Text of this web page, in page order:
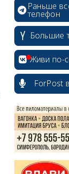
Раньше
телефон
Большие
Живи по-
ForPost